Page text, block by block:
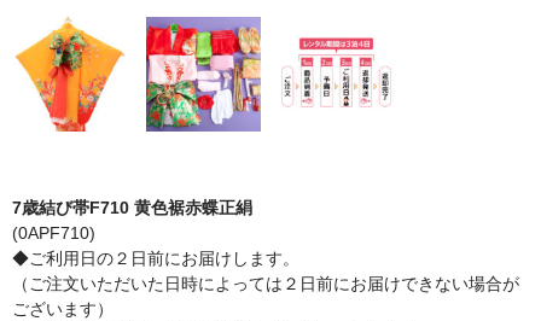
7歳結び帯F710 黄色裾赤蝶正絹
(0APF710)
◆ご利用日の２日前にお届けします。
（ご注文いただいた日時によっては２日前にお届けできない場合が
ございます）